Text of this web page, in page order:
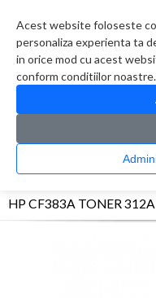
Acest website foloseste
personaliza experienta ta
in orice mod cu acest
conform conditiilor noastre.
CATALOG PRODUSE
Consumabile
HP CF383A TONER